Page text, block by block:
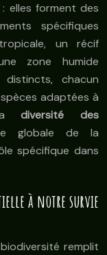
elles forment des
spécifiques
un récif
zone humide
chacun
adaptées à
Ladiversité des
globale de la
spécifique dans
à notre survie
remplit